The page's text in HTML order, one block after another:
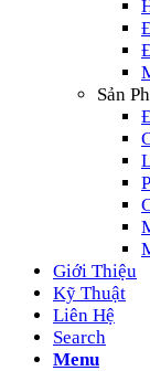
Sản
Giới Thiệu
Kỹ Thuật
Liên Hệ
Search
Menu